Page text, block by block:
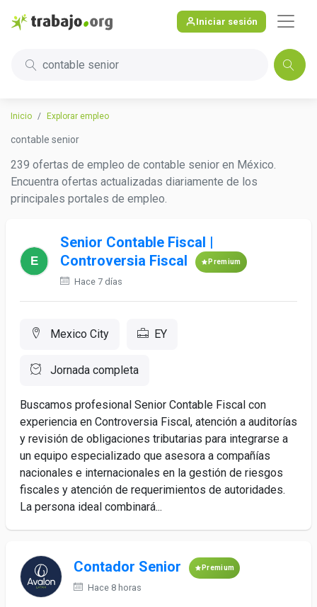
Iniciar sesión
contable senior
Inicio Explorar empleo
contable senior
239 ofertas de empleo de contable senior en México.
Encuentra ofertas actualizadas diariamente de los
principales portales de empleo.
Senior Contable Fiscal |
Controversia Fiscal
Premium
Hace 7 días
Mexico City EY
Jornada completa
Buscamos profesional Senior Contable Fiscal con
experiencia en Controversia Fiscal, atención a auditorías
y revisión de obligaciones tributarias para integrarse a
un equipo especializado que asesora a compañías
nacionales e internacionales en la gestión de riesgos
fiscales y atención de requerimientos de autoridades.
La persona ideal combinará...
Contador Senior Premium
Hace 8 horas